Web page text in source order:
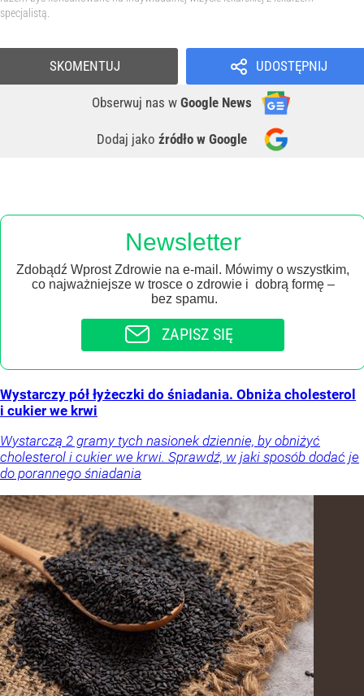
specjalistą.
UDOSTĘPNIJ
Obserwuj nas w Google News
Dodaj jako źródło w Google
SKOMENTUJ
Newsletter
Zdobądź Wprost Zdrowie na e-mail. Mówimy o wszystkim,
co najważniejsze w trosce o zdrowie i dobrą formę –
bez spamu.
ZAPISZ SIĘ
Wystarczy pół łyżeczki do śniadania. Obniża cholesterol
i cukier we krwi
Wystarczą 2 gramy tych nasionek dziennie, by obniżyć
cholesterol i cukier we krwi. Sprawdź, w jaki sposób dodać je
do porannego śniadania